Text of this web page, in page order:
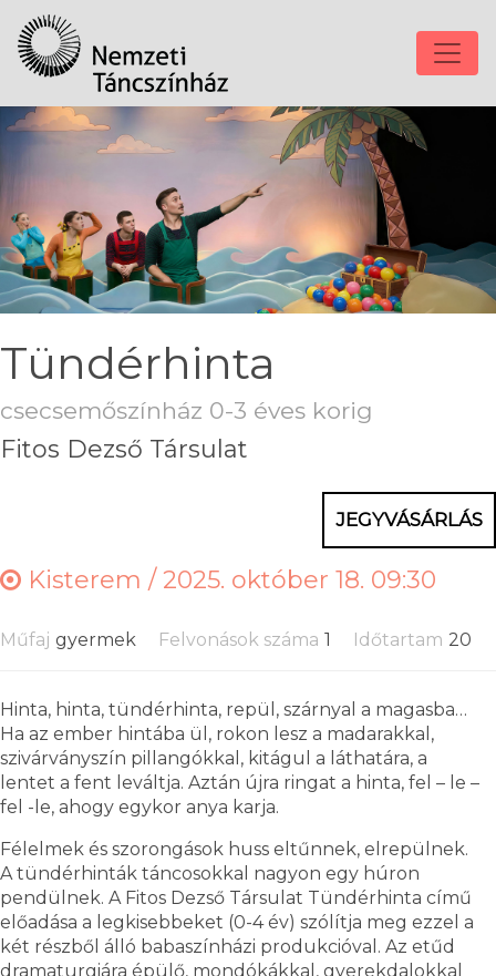
Tündérhinta
csecsemőszínház 0-3 éves korig
Fitos Dezső Társulat
JEGYVÁSÁRLÁS
Kisterem /2025. október 18. 09:30
Műfaj gyermek Felvonások száma 1 Időtartam 20
Hinta, hinta, tündérhinta, repül, szárnyal a magasba…
Ha az ember hintába ül, rokon lesz a madarakkal,
szivárványszín pillangókkal, kitágul a láthatára, a
lentet a fent leváltja. Aztán újra ringat a hinta, fel – le –
fel -le, ahogy egykor anya karja.
Félelmek és szorongások huss eltűnnek, elrepülnek.
A tündérhinták táncosokkal nagyon egy húron
pendülnek. A Fitos Dezső Társulat Tündérhinta című
előadása a legkisebbeket (0-4 év) szólítja meg ezzel a
két részből álló babaszínházi produkcióval. Az etűd
dramaturgiára épülő, mondókákkal, gyerekdalokkal